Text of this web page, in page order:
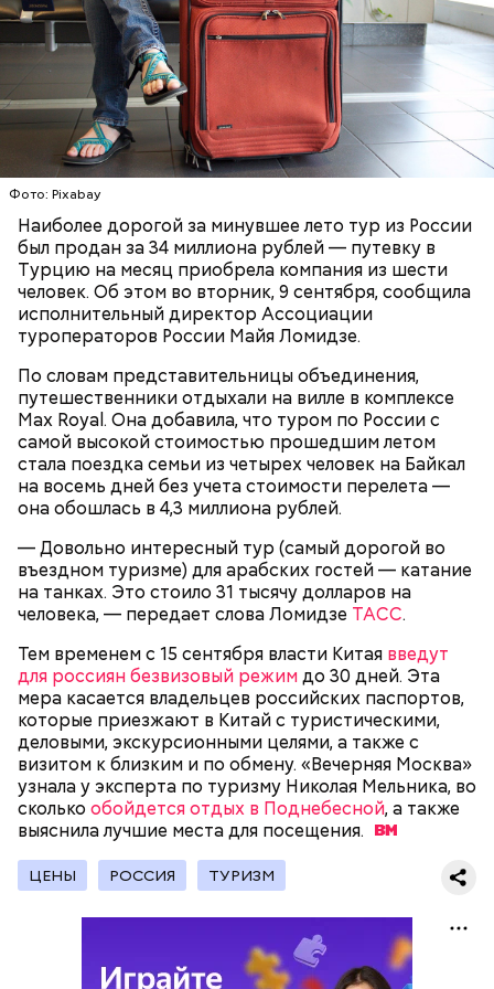
Фото: Pixabay
Наиболее дорогой за минувшее лето тур из России
был продан за 34 миллиона рублей — путевку в
Турцию на месяц приобрела компания из шести
человек. Об этом во вторник, 9 сентября, сообщила
исполнительный директор Ассоциации
туроператоров России Майя Ломидзе.
По словам представительницы объединения,
путешественники отдыхали на вилле в комплексе
Max Royal. Она добавила, что туром по России с
самой высокой стоимостью прошедшим летом
стала поездка семьи из четырех человек на Байкал
на восемь дней без учета стоимости перелета —
она обошлась в 4,3 миллиона рублей.
— Довольно интересный тур (самый дорогой во
въездном туризме) для арабских гостей — катание
на танках. Это стоило 31 тысячу долларов на
человека, — передает слова Ломидзе ТАСС.
Тем временем с 15 сентября власти Китая введут
для россиян безвизовый режимдо 30 дней. Эта
мера касается владельцев российских паспортов,
которые приезжают в Китай с туристическими,
деловыми, экскурсионными целями, а также с
визитом к близким и по обмену. «Вечерняя Москва»
узнала у эксперта по туризму Николая Мельника, во
сколько обойдется отдых в Поднебесной, а также
выяснила лучшие места для посещения.
ЦЕНЫ РОССИЯ ТУРИЗМ
В Международный день холостяка все мужчины
без пары видятся со своими друзьями, устраивают
вечеринки, играют в видеоигры и проводят время,
наслаждаясь свободой и независимостью, пока
это возможно, ведь может быть и так, что через год
они уже не будут холостяками.
День малины со сливками
сливками, но и другие десерты на основе этих
двух ингредиентов. Их можно купить в магазине
или сделать самостоятельно вместе со своими
родными и близкими.
Ингредиенты:
кабачок;
брынза;
растительное масло;
помидоры черри либо грунтовые.
масла, соль, а сверху бросить хаотично
порезанную брынзу. Затем добавляются помидоры
черри или грунтовые, — рассказал шеф-повар.
Ранние плоды, по словам врача, лучше не есть:
беременным, кормящим женщинам;
пожилым;
детям.
— Там может содержаться огромное количество
нитратов, которое вызовет головокружение,
гипоксию и ухудшение физического состояния, —
предостерегла Соломатина.